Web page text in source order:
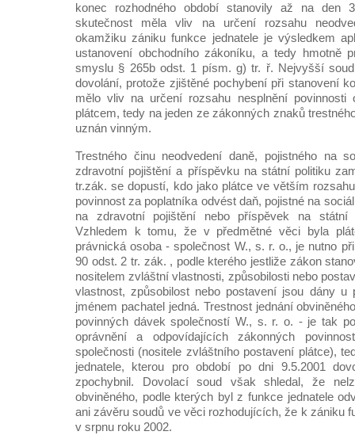
konec rozhodného období stanovily až na den
skutečnost měla vliv na určení rozsahu
okamžiku zániku funkce jednatele je výsledkem
ustanovení obchodního zákoníku, a tedy hmotně
smyslu § 265b odst. 1 písm. g) tr. ř. Nejvyšší
dovolání, protože zjištěné pochybení při stanovení
mělo vliv na určení rozsahu nesplnění povinnosti
plátcem, tedy na jeden ze zákonných znaků
uznán vinným.
Trestného činu neodvedení daně, pojistného na
zdravotní pojištění a příspěvku na státní politiku
tr.zák. se dopustí, kdo jako plátce ve větším
povinnost za poplatníka odvést daň, pojistné na
na zdravotní pojištění nebo příspěvek na státní
Vzhledem k tomu, že v předmětné věci byla
právnická osoba - společnost W., s. r. o., je nutno
90 odst. 2 tr. zák. , podle kterého jestliže zákon
nositelem zvláštní vlastnosti, způsobilosti nebo
vlastnost, způsobilost nebo postavení jsou dány u
jménem pachatel jedná. Trestnost jednání
povinných dávek společností W., s. r. o. - je tak
oprávnění a odpovídajících zákonných
společnosti (nositele zvláštního postavení plátce),
jednatele, kterou pro období po dni 9.5.2001
zpochybnil. Dovolací soud však shledal, že
obviněného, podle kterých byl z funkce jednatele
ani závěru soudů ve věci rozhodujících, že k zániku
v srpnu roku 2002.